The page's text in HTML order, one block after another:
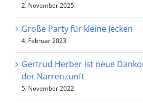
2. November 2025
Große Party für kleine Jecken
4. Februar 2023
Gertrud Herber ist neue
der Narrenzunft
5. November 2022